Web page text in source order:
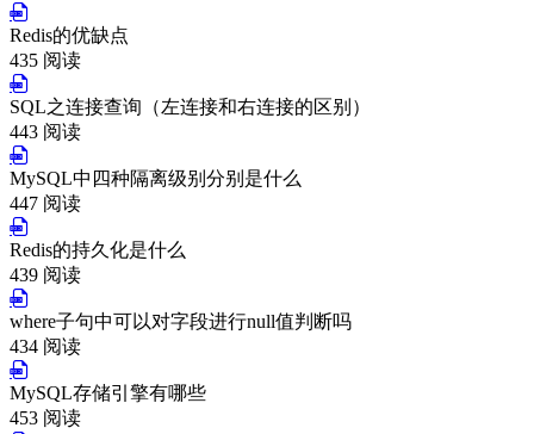
Redis的优缺点
435 阅读
SQL之连接查询（左连接和右连接的区别）
443 阅读
MySQL中四种隔离级别分别是什么
447 阅读
Redis的持久化是什么
439 阅读
where子句中可以对字段进行null值判断吗
434 阅读
MySQL存储引擎有哪些
453 阅读